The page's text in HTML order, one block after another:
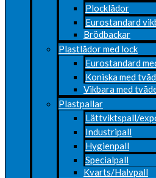
Plocklådor
Eurostandard
Brödbackar
Plastlådor med lock
Eurostandard
Koniska med
Vikbara med
Plastpallar
Lättviktspall/
Industripall
Hygienpall
Specialpall
Kvarts/Halvpall